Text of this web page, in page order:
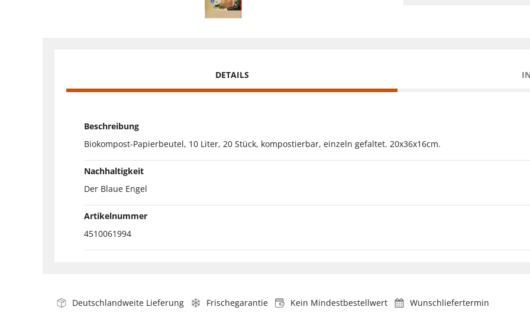
DETAILS
Beschreibung
Biokompost-Papierbeutel, 10 Liter, 20 Stück, kompostierbar, einzeln gefaltet. 20x36x16cm.
Nachhaltigkeit
Der Blaue Engel
Artikelnummer
4510061994
Deutschlandweite Lieferung Frischegarantie Kein Mindestbestellwert Wunschliefertermin